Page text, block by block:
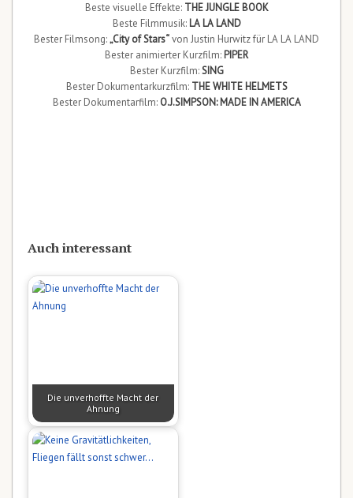
Beste visuelle Effekte: THE JUNGLE BOOK
Beste Filmmusik: LA LA LAND
Bester Filmsong:„City of Stars“von Justin Hurwitz für LA LA LAND
Bester animierter Kurzfilm: PIPER
Bester Kurzfilm:SING
Bester Dokumentarkurzfilm: THE WHITE HELMETS
Bester Dokumentarfilm: O.J.SIMPSON: MADE IN AMERICA
Auch interessant
Die unverhoffte Macht der
Ahnung